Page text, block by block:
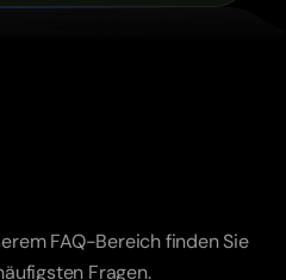
FAQ-Bereich finden Sie
Fragen.